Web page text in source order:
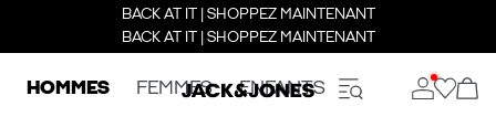
BACK AT IT | SHOPPEZ MAINTENANT
BACK AT IT | SHOPPEZ MAINTENANT
HOMMES FEMMES ENFANTS